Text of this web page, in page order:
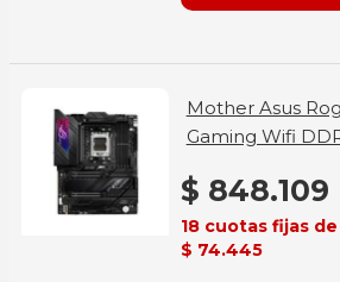
Mother Asus
Gaming Wifi
$ 848.109
18 cuotas fijas de
$ 74.445